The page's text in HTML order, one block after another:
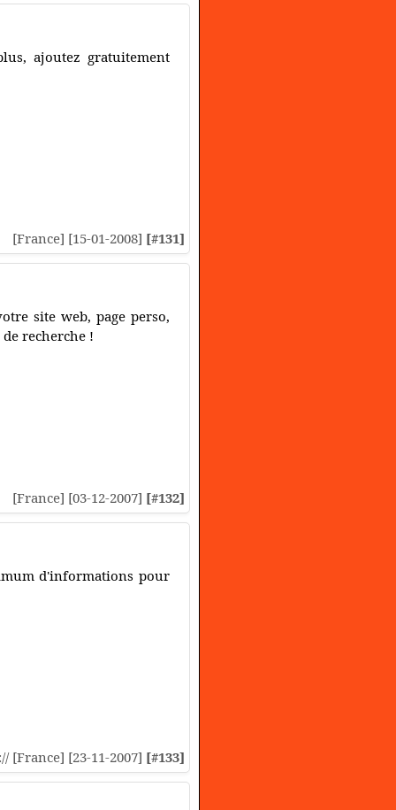
ajoutez gratuitement
[France] [15-01-2008] [#131]
site web, page perso,
recherche !
[France] [03-12-2007] [#132]
d'informations pour
[France] [23-11-2007] [#133]